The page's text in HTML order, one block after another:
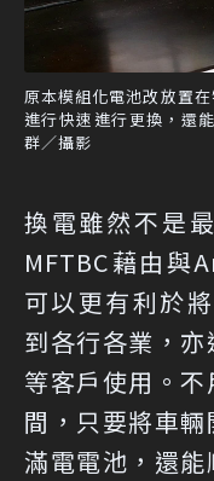
原本模組化電池改放置
進行快速進行更換，還
群／攝影
換電雖然不是
MFTBC藉由與
可以更有利於
到各行各業，
等客戶使用。
間，只要將車
滿電電池，還